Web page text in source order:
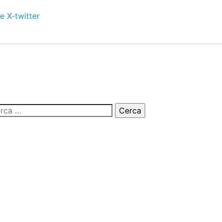
X-twitter